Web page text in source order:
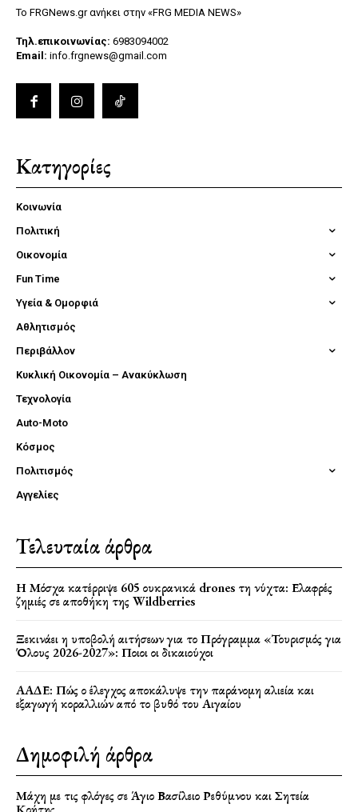
Το FRGNews.gr ανήκει στην «FRG MEDIA NEWS»
Τηλ.επικοινωνίας: 6983094002
Email: info.frgnews@gmail.com
Κατηγορίες
Κοινωνία
Πολιτική
Οικονομία
Fun Time
Υγεία & Ομορφιά
Αθλητισμός
Περιβάλλον
Κυκλική Οικονομία – Ανακύκλωση
Τεχνολογία
Auto-Moto
Κόσμος
Πολιτισμός
Αγγελίες
Τελευταία άρθρα
Η Μόσχα κατέρριψε 605 ουκρανικά drones τη νύχτα: Ελαφρές
ζημιές σε αποθήκη της Wildberries
Ξεκινάει η υποβολή αιτήσεων για το Πρόγραμμα «Τουρισμός για
Όλους 2026-2027»: Ποιοι οι δικαιούχοι
ΑΑΔΕ: Πώς ο έλεγχος αποκάλυψε την παράνομη αλιεία και
εξαγωγή κοραλλιών από το βυθό του Αιγαίου
Δημοφιλή άρθρα
Μάχη με τις φλόγες σε Άγιο Βασίλειο Ρεθύμνου και Σητεία